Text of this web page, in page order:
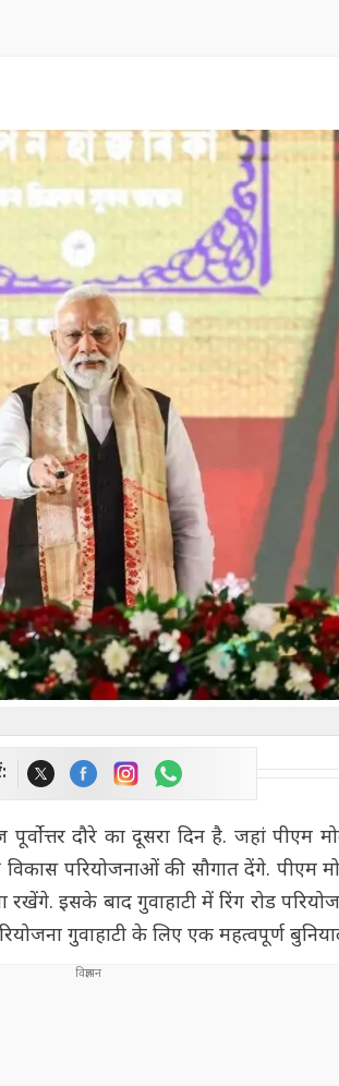
आज पूर्वोत्तर दौरे का दूसरा दिन है. जहां
परियोजनाओं की सौगात देंगे. पीएम
इसके बाद गुवाहाटी में रिंग रोड
गुवाहाटी के लिए एक महत्वपूर्ण